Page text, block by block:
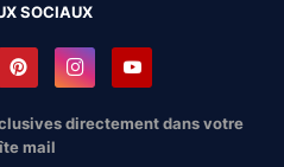
SOCIAUX
directement dans votre
mail